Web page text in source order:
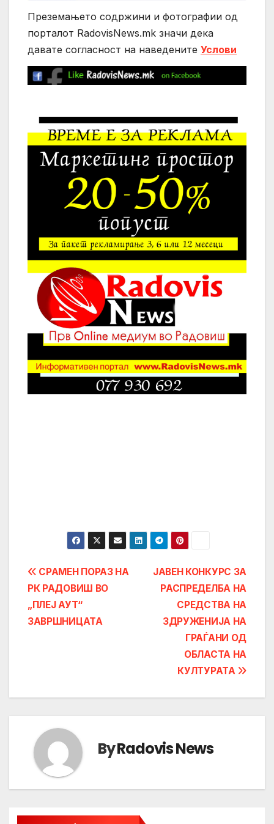
Преземањето содржини и фотографии од
порталот RadovisNews.mk значи дека
давате согласност на нaведените Услови
Post
navigation
ЈАВЕН КОНКУРС ЗА
РАСПРЕДЕЛБА НА
СРЕДСТВА НА
ЗДРУЖЕНИЈА НА
ГРАЃАНИ ОД
ОБЛАСТА НА
КУЛТУРАТА
СРАМЕН ПОРАЗ НА
РК РАДОВИШ ВО
„ПЛЕЈ АУТ“
ЗАВРШНИЦАТА
ByRadovis News